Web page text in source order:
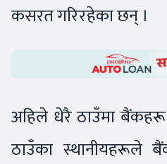
कसरत गरिरहेका छन् ।
अहिले धेरै ठाउँमा
ठाउँका स्थानीयहरूले